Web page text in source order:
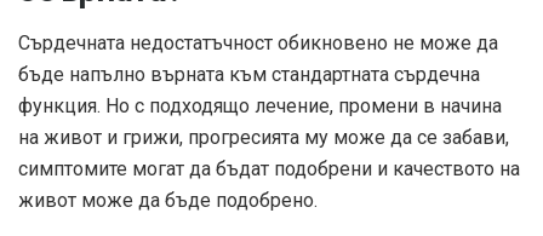
Сърдечната недостатъчност обикновено не може да
бъде напълно върната към стандартната сърдечна
функция. Но с подходящо лечение, промени в начина
на живот и грижи, прогресията му може да се забави,
симптомите могат да бъдат подобрени и качеството на
живот може да бъде подобрено.